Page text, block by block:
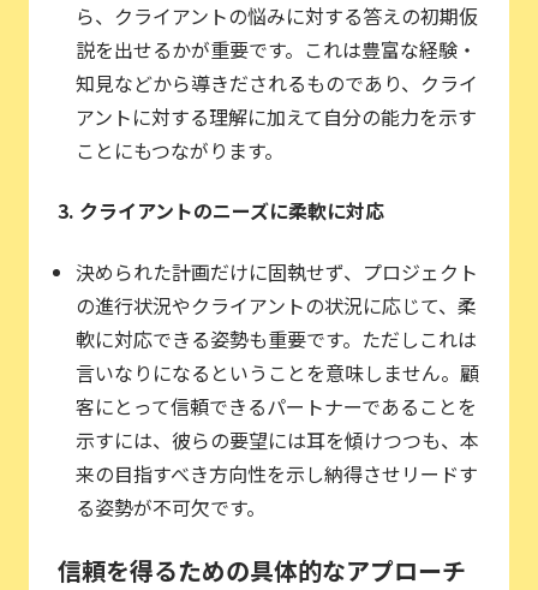
ら、クライアントの悩みに対する答えの初期仮
説を出せるかが重要です。これは豊富な経験・
知見などから導きだされるものであり、クライ
アントに対する理解に加えて自分の能力を示す
ことにもつながります。
3. クライアントのニーズに柔軟に対応
決められた計画だけに固執せず、プロジェクト
の進行状況やクライアントの状況に応じて、柔
軟に対応できる姿勢も重要です。ただしこれは
言いなりになるということを意味しません。顧
客にとって信頼できるパートナーであることを
示すには、彼らの要望には耳を傾けつつも、本
来の目指すべき方向性を示し納得させリードす
る姿勢が不可欠です。
信頼を得るための具体的なアプローチ